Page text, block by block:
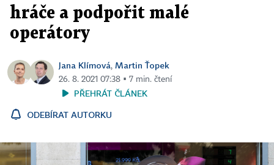
hráče a podpořit malé
operátory
Jana Klímová, Martin Ťopek
26. 8. 2021 07:38 ▪ 7 min. čtení
PŘEHRÁT ČLÁNEK
ODEBÍRAT AUTORKU